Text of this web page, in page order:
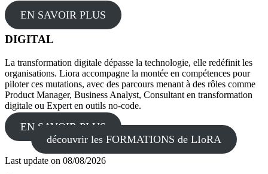
EN SAVOIR PLUS
DIGITAL
La transformation digitale dépasse la technologie, elle redéfinit les
organisations. Liora accompagne la montée en compétences pour
piloter ces mutations, avec des parcours menant à des rôles comme
Product Manager, Business Analyst, Consultant en transformation
digitale ou Expert en outils no-code.
EN SAVOIR PLUS
découvrir les FORMATIONS de LIoRA
Last update on 08/08/2026